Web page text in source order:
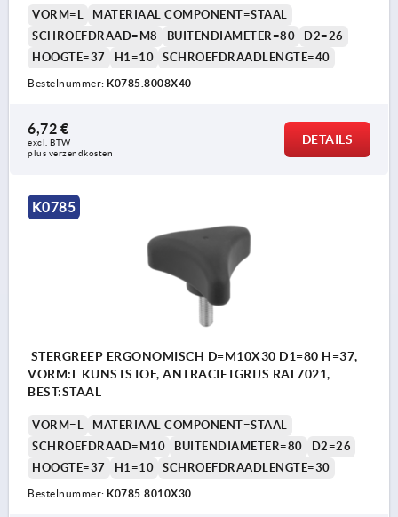
VORM=L
MATERIAAL COMPONENT=STAAL
SCHROEFDRAAD=M8
BUITENDIAMETER=80
D2=26
HOOGTE=37
H1=10 SCHROEFDRAADLENGTE=40
Bestelnummer: K0785.8008X40
6,72 €
excl. BTW
plus verzendkosten
DETAILS
K0785
STERGREEP ERGONOMISCH D=M10X30 D1=80 H=37,
VORM:L KUNSTSTOF, ANTRACIETGRIJS RAL7021,
BEST:STAAL
VORM=L
MATERIAAL COMPONENT=STAAL
SCHROEFDRAAD=M10
BUITENDIAMETER=80
D2=26
HOOGTE=37
H1=10 SCHROEFDRAADLENGTE=30
Bestelnummer: K0785.8010X30